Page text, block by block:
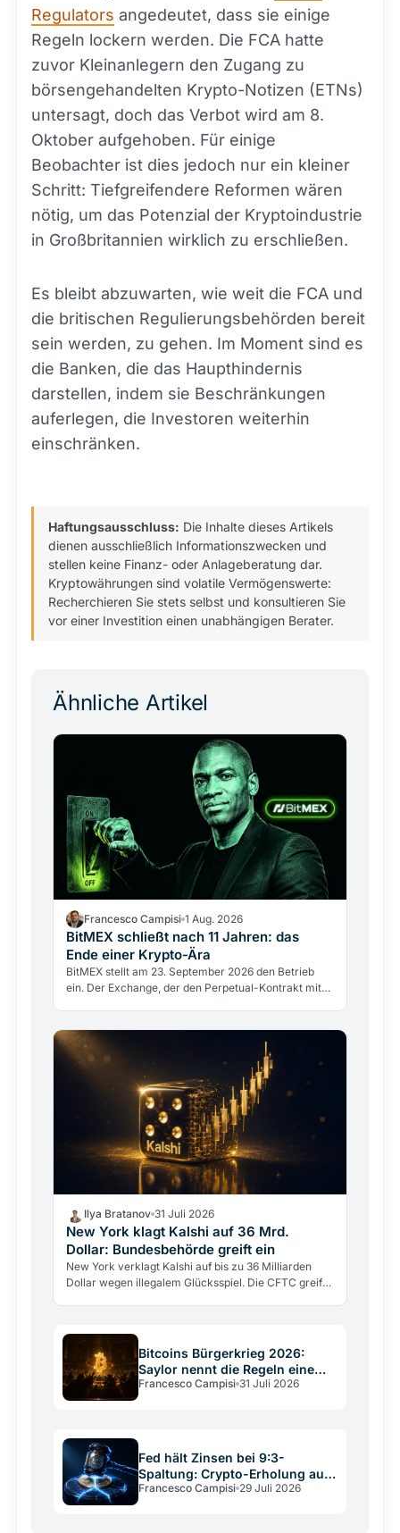
Regulators angedeutet, dass sie einige
Regeln lockern werden. Die FCA hatte
zuvor Kleinanlegern den Zugang zu
börsengehandelten Krypto-Notizen (ETNs)
untersagt, doch das Verbot wird am 8.
Oktober aufgehoben. Für einige
Beobachter ist dies jedoch nur ein kleiner
Schritt: Tiefgreifendere Reformen wären
nötig, um das Potenzial der Kryptoindustrie
in Großbritannien wirklich zu erschließen.
Es bleibt abzuwarten, wie weit die FCA und
die britischen Regulierungsbehörden bereit
sein werden, zu gehen. Im Moment sind es
die Banken, die das Haupthindernis
darstellen, indem sie Beschränkungen
auferlegen, die Investoren weiterhin
einschränken.
Haftungsausschluss: Die Inhalte dieses Artikels
dienen ausschließlich Informationszwecken und
stellen keine Finanz- oder Anlageberatung dar.
Kryptowährungen sind volatile Vermögenswerte:
Recherchieren Sie stets selbst und konsultieren Sie
vor einer Investition einen unabhängigen Berater.
Ähnliche Artikel
Francesco Campisi 1 Aug. 2026
BitMEX schließt nach 11 Jahren: das
Ende einer Krypto-Ära
BitMEX stellt am 23. September 2026 den Betrieb
ein. Der Exchange, der den Perpetual-Kontrakt mit
Ilya Bratanov 31 Juli 2026
New York klagt Kalshi auf 36 Mrd.
Dollar: Bundesbehörde greift ein
New York verklagt Kalshi auf bis zu 36 Milliarden
Dollar wegen illegalem Glücksspiel. Die CFTC greift
Bitcoins Bürgerkrieg 2026:
Saylor nennt die Regeln eine
Verfassung
Francesco Campisi 31 Juli 2026
Fed hält Zinsen bei 9:3-
Spaltung: Crypto-Erholung auf
wackligem Grund
Francesco Campisi 29 Juli 2026